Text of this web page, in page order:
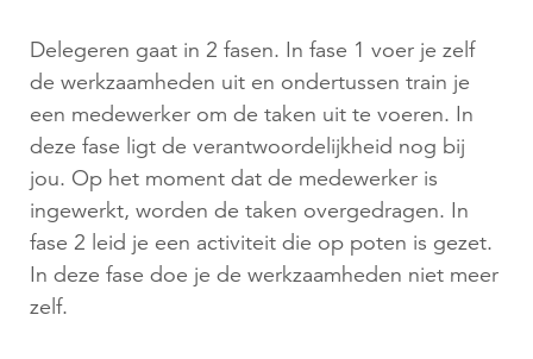
Delegeren gaat in 2 fasen. In fase 1 voer je zelf
de werkzaamheden uit en ondertussen train je
een medewerker om de taken uit te voeren. In
deze fase ligt de verantwoordelijkheid nog bij
jou. Op het moment dat de medewerker is
ingewerkt, worden de taken overgedragen. In
fase 2 leid je een activiteit die op poten is gezet.
In deze fase doe je de werkzaamheden niet meer
zelf.